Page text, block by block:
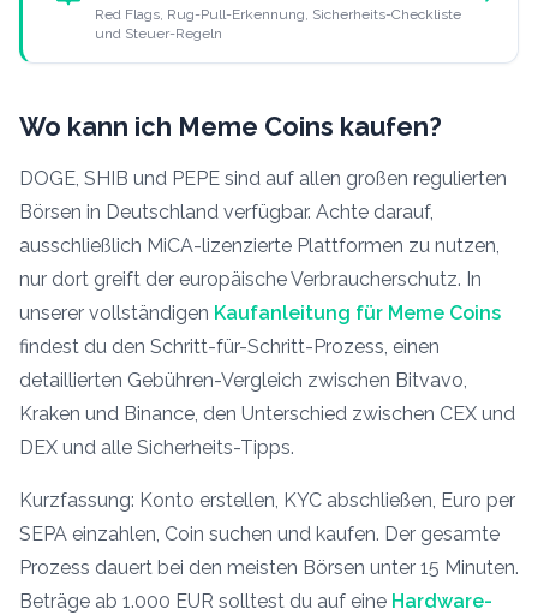
Red Flags, Rug-Pull-Erkennung, Sicherheits-Checkliste
und Steuer-Regeln
Wo kann ich Meme Coins kaufen?
DOGE, SHIB und PEPE sind auf allen großen regulierten
Börsen in Deutschland verfügbar. Achte darauf,
ausschließlich MiCA-lizenzierte Plattformen zu nutzen,
nur dort greift der europäische Verbraucherschutz. In
unserer vollständigen Kaufanleitung für Meme Coins
findest du den Schritt-für-Schritt-Prozess, einen
detaillierten Gebühren-Vergleich zwischen Bitvavo,
Kraken und Binance, den Unterschied zwischen CEX und
DEX und alle Sicherheits-Tipps.
Kurzfassung: Konto erstellen, KYC abschließen, Euro per
SEPA einzahlen, Coin suchen und kaufen. Der gesamte
Prozess dauert bei den meisten Börsen unter 15 Minuten.
Beträge ab 1.000 EUR solltest du auf eine Hardware-